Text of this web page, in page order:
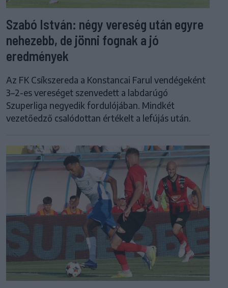
Szabó István: négy vereség után egyre
nehezebb, de jönni fognak a jó
eredmények
Az FK Csíkszereda a Konstancai Farul vendégeként
3–2-es vereséget szenvedett a labdarúgó
Szuperliga negyedik fordulójában. Mindkét
vezetőedző csalódottan értékelt a lefújás után.